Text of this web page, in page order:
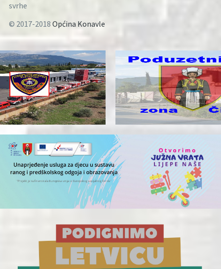
svrhe
© 2017-2018 Općina Konavle